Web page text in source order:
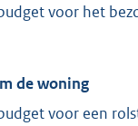
voor het
de woning
voor een